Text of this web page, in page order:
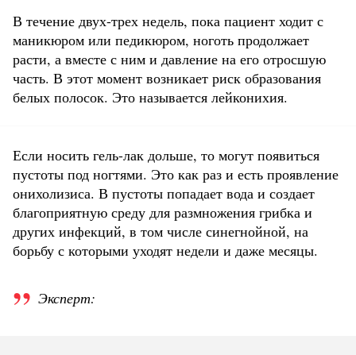
В течение двух-трех недель, пока пациент ходит с
маникюром или педикюром, ноготь продолжает
расти, а вместе с ним и давление на его отросшую
часть. В этот момент возникает риск образования
белых полосок. Это называется лейконихия.
Если носить гель-лак дольше, то могут появиться
пустоты под ногтями. Это как раз и есть проявление
онихолизиса. В пустоты попадает вода и создает
благоприятную среду для размножения грибка и
других инфекций, в том числе синегнойной, на
борьбу с которыми уходят недели и даже месяцы.
Эксперт: